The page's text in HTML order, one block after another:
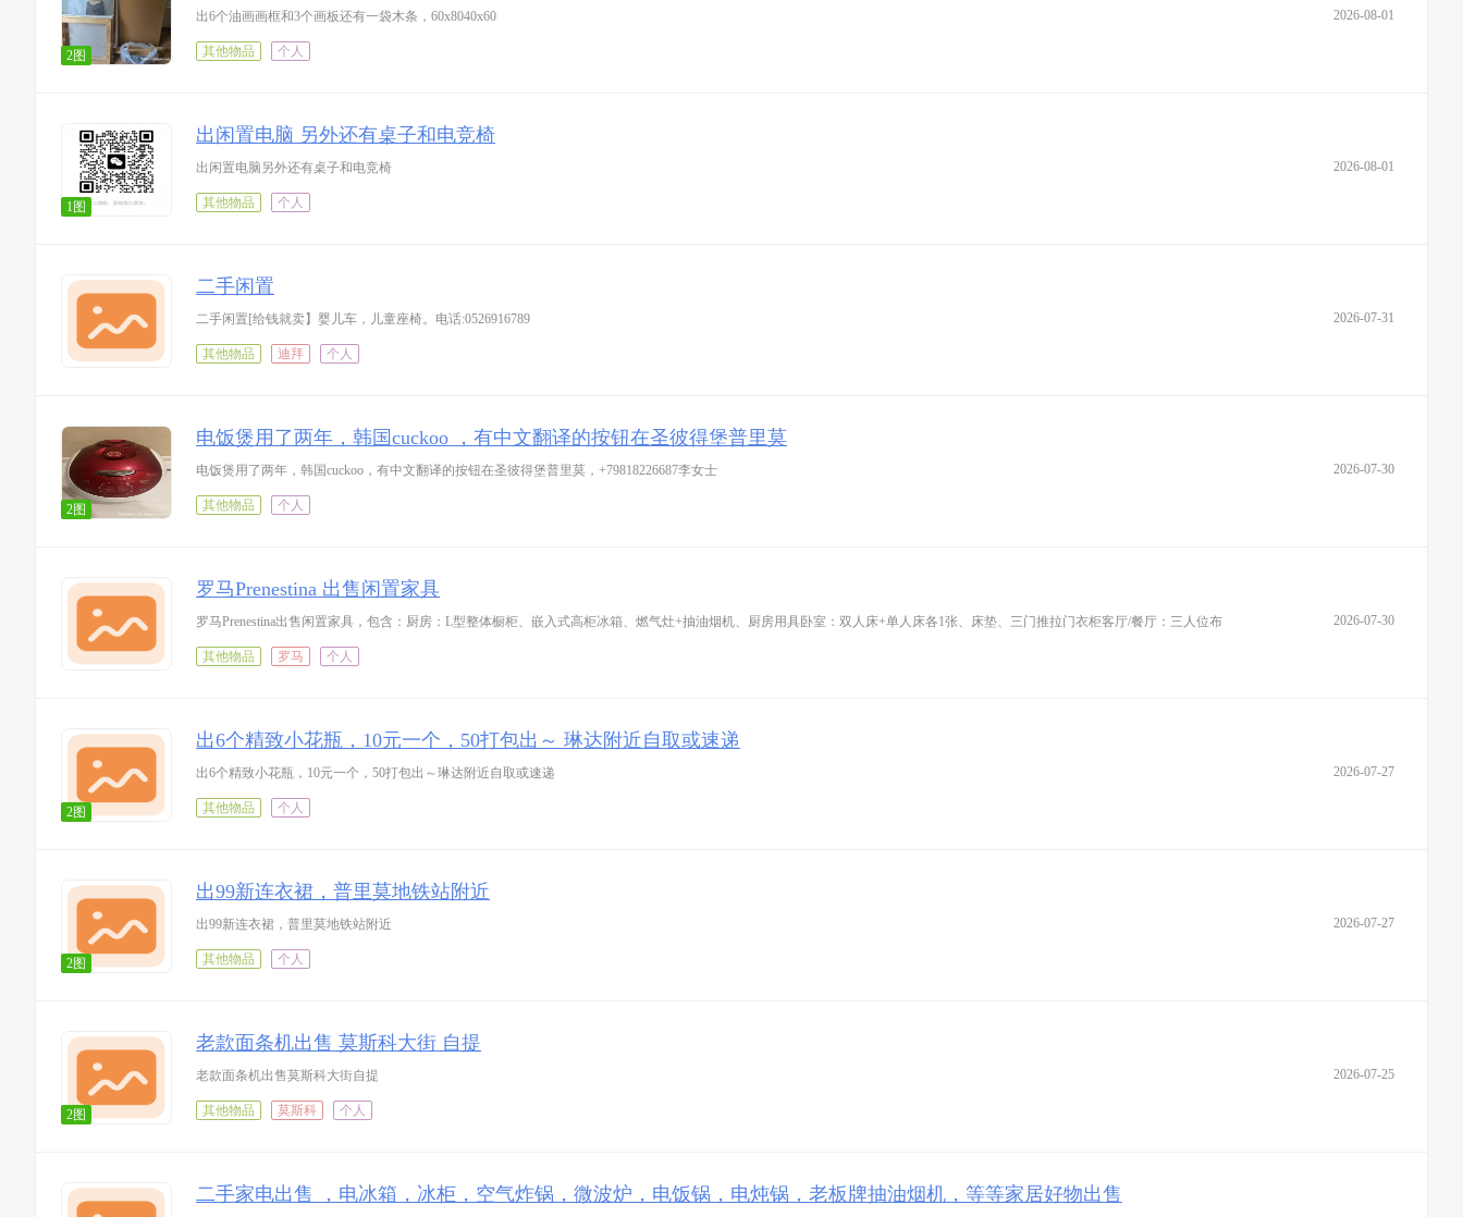
2图
2026-08-01
出6个油画画框和3个画板还有一袋木条，60x8040x60
其他物品 个人
1图
2026-08-01
出闲置电脑 另外还有桌子和电竞椅
出闲置电脑另外还有桌子和电竞椅
其他物品 个人
2026-07-31
二手闲置
二手闲置[给钱就卖】婴儿车，儿童座椅。电话:0526916789
其他物品 迪拜 个人
2图
2026-07-30
电饭煲用了两年，韩国cuckoo ，有中文翻译的按钮在圣彼得堡普里莫
电饭煲用了两年，韩国cuckoo，有中文翻译的按钮在圣彼得堡普里莫，+79818226687李女士
其他物品 个人
2026-07-30
罗马Prenestina 出售闲置家具
罗马Prenestina出售闲置家具，包含：厨房：L型整体橱柜、嵌入式高柜冰箱、燃气灶+抽油烟机、厨房用具卧室：双人床+单人床各1张、床垫、三门推拉门衣柜客厅/餐厅：三人位布
其他物品 罗马 个人
2图
2026-07-27
出6个精致小花瓶，10元一个，50打包出～ 琳达附近自取或速递
出6个精致小花瓶，10元一个，50打包出～琳达附近自取或速递
其他物品 个人
2图
2026-07-27
出99新连衣裙，普里莫地铁站附近
出99新连衣裙，普里莫地铁站附近
其他物品 个人
2图
2026-07-25
老款面条机出售 莫斯科大街 自提
老款面条机出售莫斯科大街自提
其他物品 莫斯科 个人
二手家电出售 ，电冰箱，冰柜，空气炸锅，微波炉，电饭锅，电炖锅，老板牌抽油烟机，等等家居好物出售